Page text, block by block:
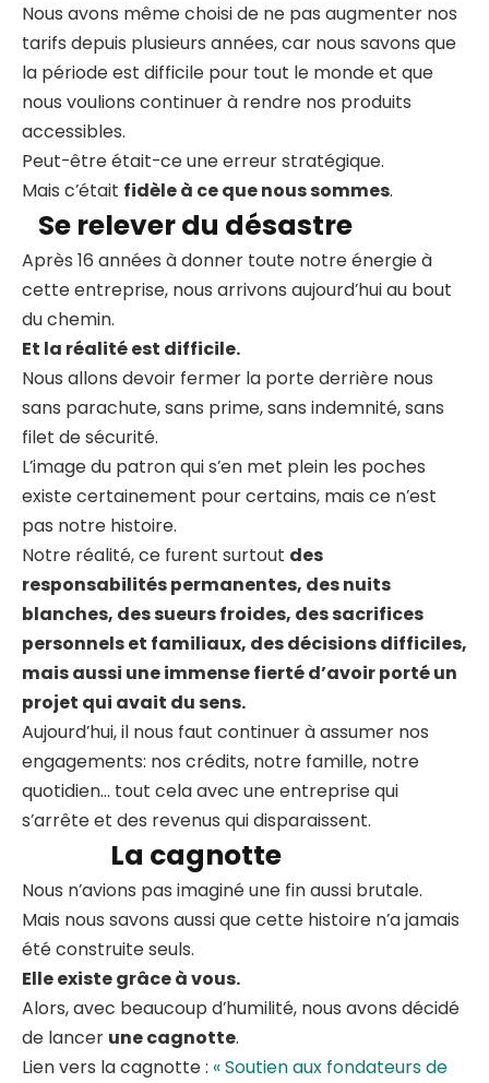
Nous avons même choisi de ne pas augmenter nos
tarifs depuis plusieurs années, car nous savons que
la période est difficile pour tout le monde et que
nous voulions continuer à rendre nos produits
accessibles.
Peut-être était-ce une erreur stratégique.
Mais c’était fidèle à ce que nous sommes.
Se relever du désastre
Après 16 années à donner toute notre énergie à
cette entreprise, nous arrivons aujourd’hui au bout
du chemin.
Et la réalité est difficile.
Nous allons devoir fermer la porte derrière nous
sans parachute, sans prime, sans indemnité, sans
filet de sécurité.
L’image du patron qui s’en met plein les poches
existe certainement pour certains, mais ce n’est
pas notre histoire.
Notre réalité, ce furent surtout des
responsabilités permanentes, des nuits
blanches, des sueurs froides, des sacrifices
personnels et familiaux, des décisions difficiles,
mais aussi une immense fierté d’avoir porté un
projet qui avait du sens.
Aujourd’hui, il nous faut continuer à assumer nos
engagements: nos crédits, notre famille, notre
quotidien… tout cela avec une entreprise qui
s’arrête et des revenus qui disparaissent.
La cagnotte
Nous n’avions pas imaginé une fin aussi brutale.
Mais nous savons aussi que cette histoire n’a jamais
été construite seuls.
Elle existe grâce à vous.
Alors, avec beaucoup d’humilité, nous avons décidé
de lancer une cagnotte.
Lien vers la cagnotte : « Soutien aux fondateurs de